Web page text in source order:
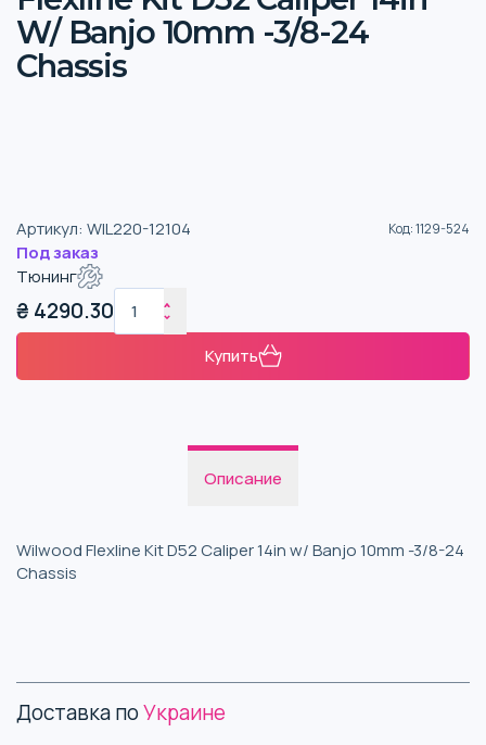
W/ Banjo 10mm -3/8-24
Chassis
Артикул: WIL220-12104 Код:1129-524
Под заказ
Тюнинг
₴ 4290.30
Купить
Описание
Wilwood Flexline Kit D52 Caliper 14in w/ Banjo 10mm -3/8-24
Chassis
Доставка поУкраине